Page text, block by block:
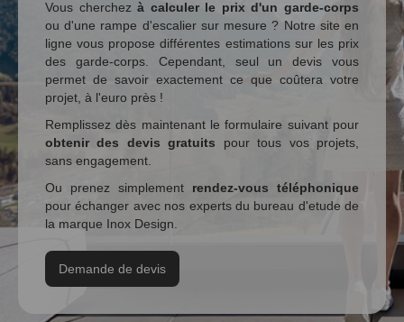
Vous cherchezà calculer le prix d'un garde-corps
ou d'une rampe d'escalier sur mesure ? Notre site en
ligne vous propose différentes estimations sur les prix
des garde-corps. Cependant, seul un devis vous
permet de savoir exactement ce que coûtera votre
projet, à l'euro près !
Remplissez dès maintenant le formulaire suivant pour
obtenir des devis gratuits pour tous vos projets,
sans engagement.
Ou prenez simplement rendez-vous téléphonique
pour échanger avec nos experts du bureau d'etude de
la marque Inox Design.
Demande de devis